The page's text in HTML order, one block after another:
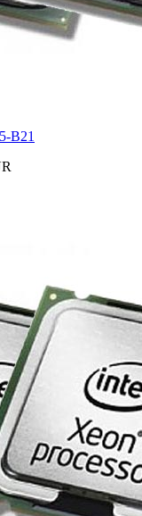
B21